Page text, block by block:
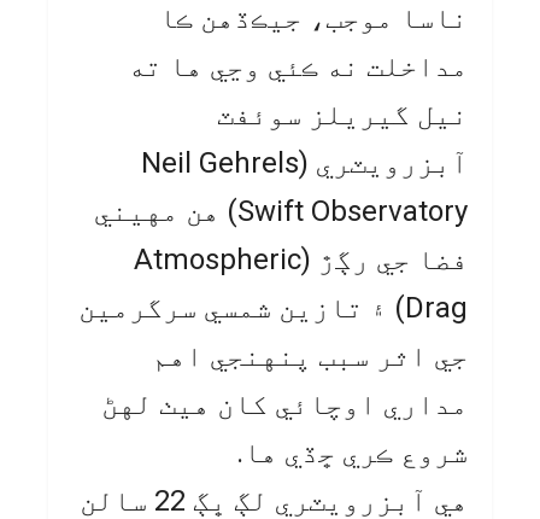
ناسا موجب، جيڪڏهن ڪا
مداخلت نه ڪئي وڃي ها ته
نيل گيريلز سوئفٽ
آبزرويٽري (Neil Gehrels
Swift Observatory) هن مهيني
فضا جي رڳڙ (Atmospheric
Drag) ۽ تازين شمسي سرگرمين
جي اثر سبب پنهنجي اهم
مداري اوچائي کان هيٺ لهڻ
شروع ڪري ڇڏي ها.
هي آبزرويٽري لڳ ڀڳ 22 سالن